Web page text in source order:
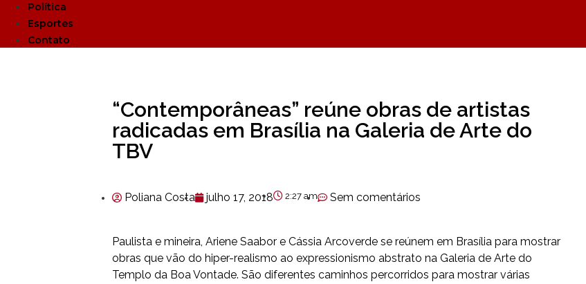
Política
Esportes
Contato
“Contemporâneas” reúne obras de artistas
radicadas em Brasília na Galeria de Arte do
TBV
Poliana Costa julho 17, 2018 2:27 am Sem comentários
Paulista e mineira, Ariene Saabor e Cássia Arcoverde se reúnem em Brasília para mostrar
obras que vão do hiper-realismo ao expressionismo abstrato na Galeria de Arte do
Templo da Boa Vontade. São diferentes caminhos percorridos para mostrar várias